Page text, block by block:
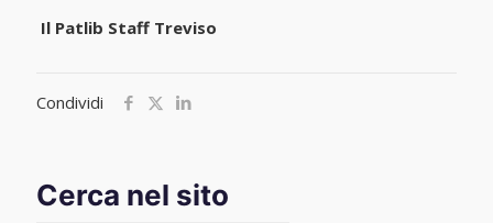
Il Patlib Staff Treviso
Condividi
Cerca nel sito